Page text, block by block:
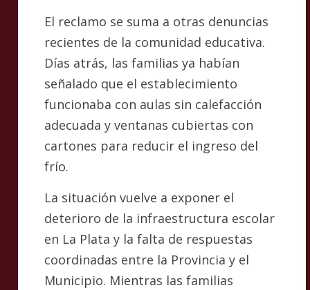
El reclamo se suma a otras denuncias
recientes de la comunidad educativa.
Días atrás, las familias ya habían
señalado que el establecimiento
funcionaba con aulas sin calefacción
adecuada y ventanas cubiertas con
cartones para reducir el ingreso del
frío.
La situación vuelve a exponer el
deterioro de la infraestructura escolar
en La Plata y la falta de respuestas
coordinadas entre la Provincia y el
Municipio. Mientras las familias